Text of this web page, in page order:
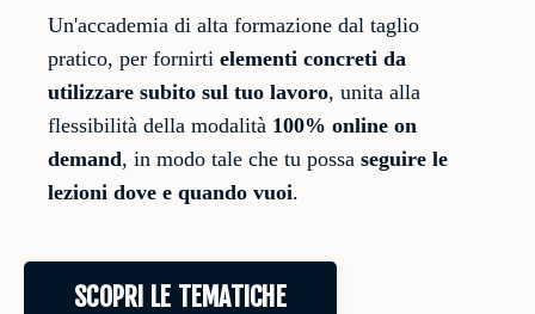
Un'accademia di alta formazione dal taglio
pratico, per fornirti elementi concreti da
utilizzare subito sul tuo lavoro, unita alla
flessibilità della modalità 100% online on
demand, in modo tale che tu possa seguire le
lezioni dove e quando vuoi.
SCOPRI LE TEMATICHE